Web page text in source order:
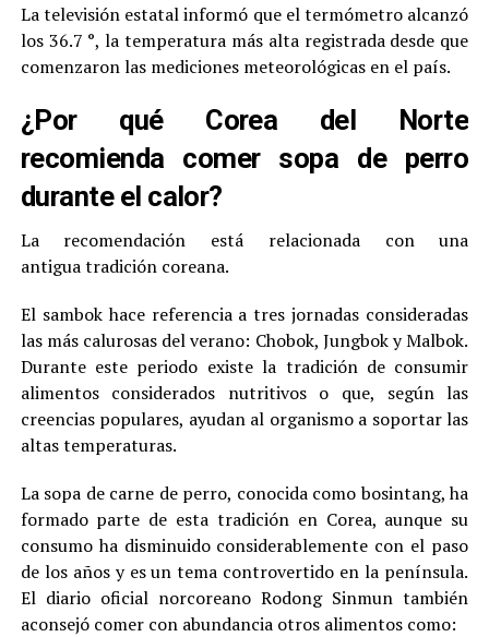
La televisión estatal informó que el termómetro alcanzó
los 36.7 °, la temperatura más alta registrada desde que
comenzaron las mediciones meteorológicas en el país.
¿Por qué Corea del Norte
recomienda comer sopa de perro
durante el calor?
La recomendación está relacionada con una
antigua tradición coreana.
El sambok hace referencia a tres jornadas consideradas
las más calurosas del verano: Chobok, Jungbok y Malbok.
Durante este periodo existe la tradición de consumir
alimentos considerados nutritivos o que, según las
creencias populares, ayudan al organismo a soportar las
altas temperaturas.
La sopa de carne de perro, conocida como bosintang, ha
formado parte de esta tradición en Corea, aunque su
consumo ha disminuido considerablemente con el paso
de los años y es un tema controvertido en la península.
El diario oficial norcoreano Rodong Sinmun también
aconsejó comer con abundancia otros alimentos como: